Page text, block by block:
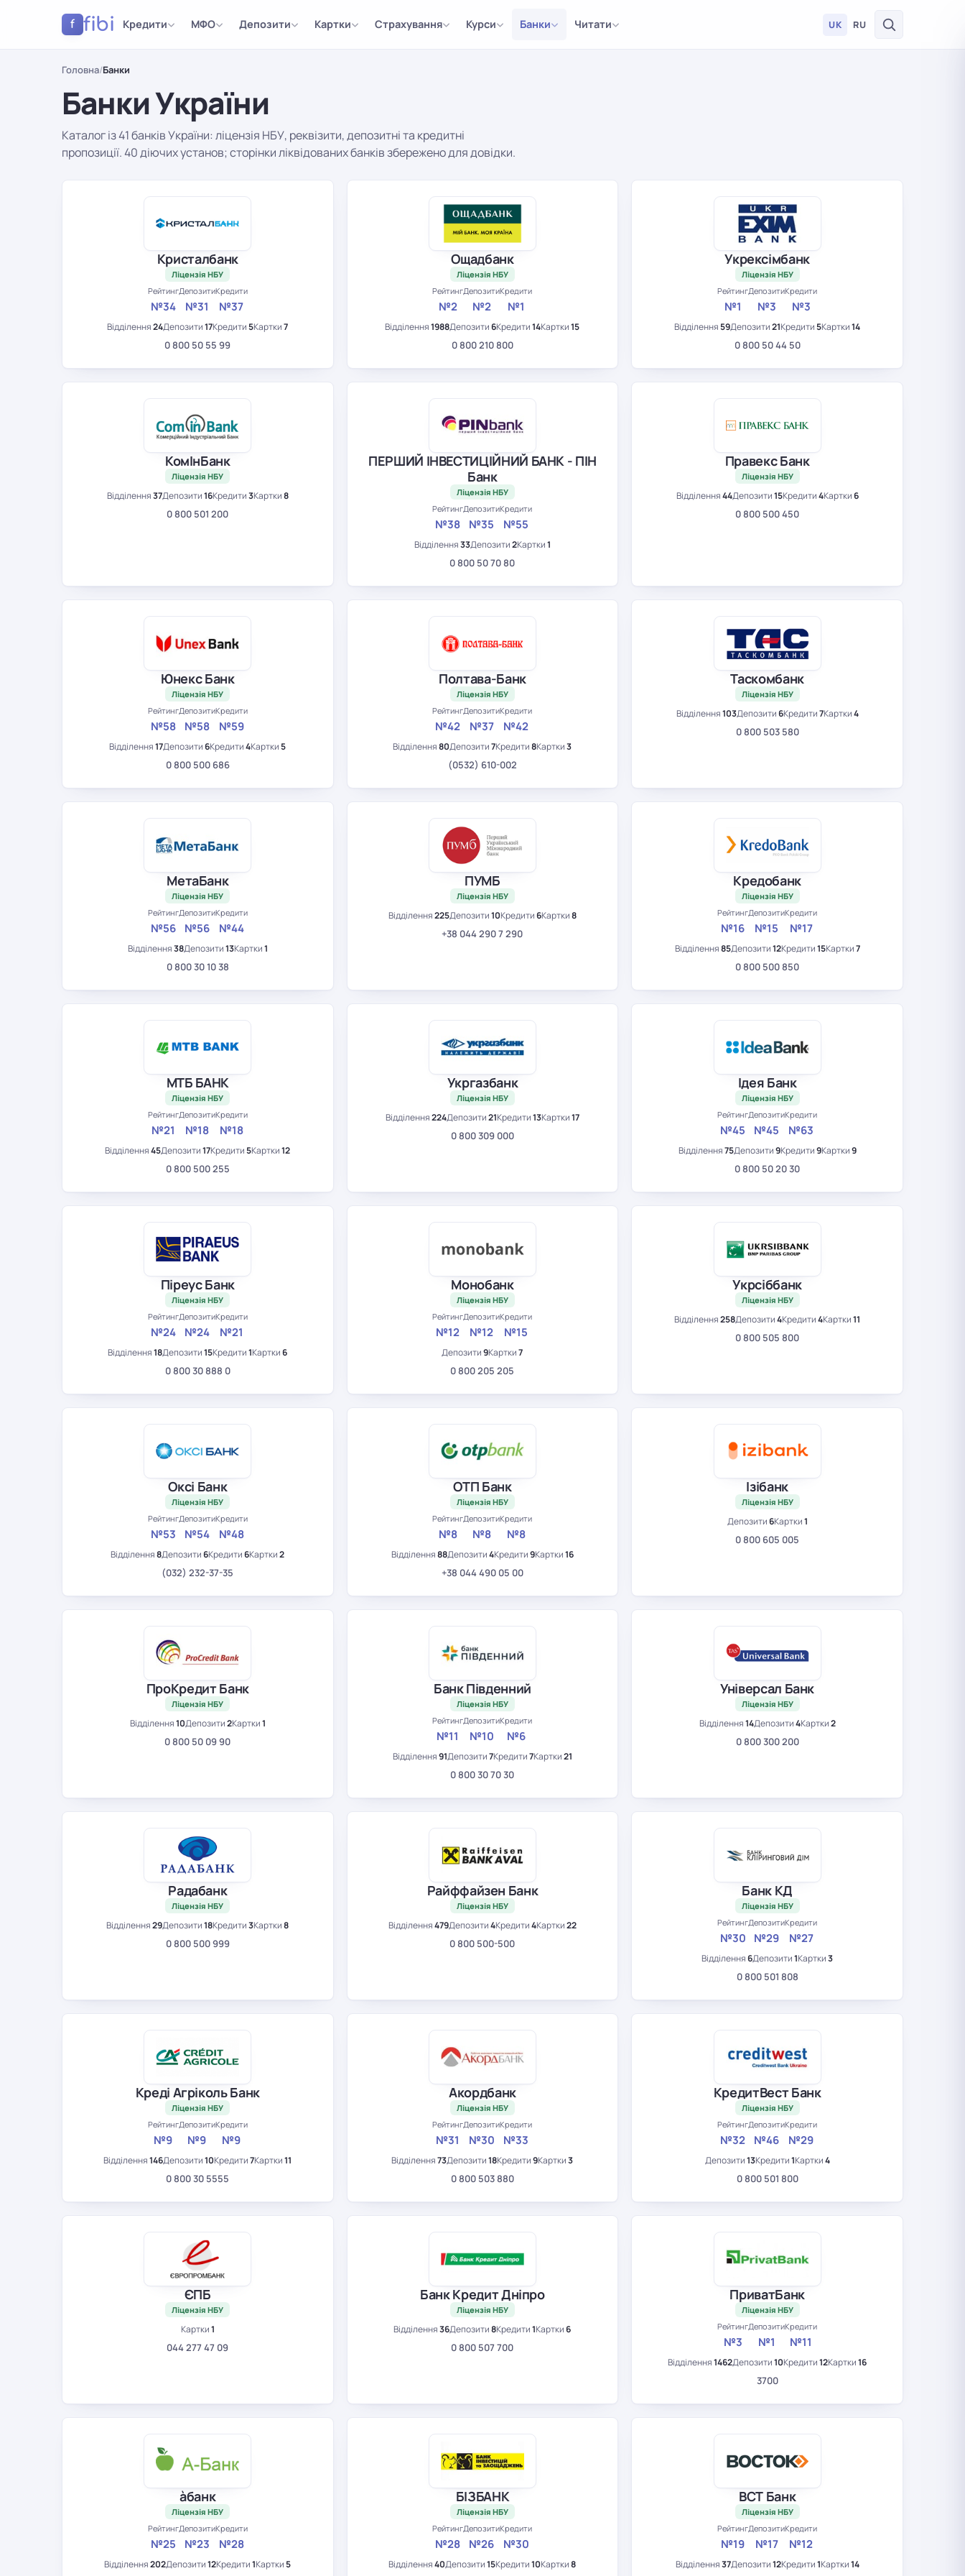
f fibi Кредити МФО Депозити Картки Страхування Курси Банки Читати UK RU
Головна/Банки
Банки України
Каталог із 41 банків України: ліцензія НБУ, реквізити, депозитні та кредитні
пропозиції. 40 діючих установ; сторінки ліквідованих банків збережено для довідки.
Кристалбанк
Ліцензія НБУ
Рейтинг
№34
Депозити
№31
Кредити
№37
Відділення24Депозити17Кредити5Картки7
0 800 50 55 99
Ощадбанк
Ліцензія НБУ
Рейтинг
№2
Депозити
№2
Кредити
№1
Відділення1988Депозити6Кредити14Картки15
0 800 210 800
Укрексімбанк
Ліцензія НБУ
Рейтинг
№1
Депозити
№3
Кредити
№3
Відділення59Депозити21Кредити5Картки14
0 800 50 44 50
КомІнБанк
Ліцензія НБУ
Відділення37Депозити16Кредити3Картки8
0 800 501 200
ПЕРШИЙ ІНВЕСТИЦІЙНИЙ БАНК - ПІН
Банк
Ліцензія НБУ
Рейтинг
№38
Депозити
№35
Кредити
№55
Відділення33Депозити2Картки1
0 800 50 70 80
Правекс Банк
Ліцензія НБУ
Відділення44Депозити15Кредити4Картки6
0 800 500 450
Юнекс Банк
Ліцензія НБУ
Рейтинг
№58
Депозити
№58
Кредити
№59
Відділення17Депозити6Кредити4Картки5
0 800 500 686
Полтава-Банк
Ліцензія НБУ
Рейтинг
№42
Депозити
№37
Кредити
№42
Відділення80Депозити7Кредити8Картки3
(0532) 610-002
Таскомбанк
Ліцензія НБУ
Відділення103Депозити6Кредити7Картки4
0 800 503 580
МетаБанк
Ліцензія НБУ
Рейтинг
№56
Депозити
№56
Кредити
№44
Відділення38Депозити13Картки1
0 800 30 10 38
ПУМБ
Ліцензія НБУ
Відділення225Депозити10Кредити6Картки8
+38 044 290 7 290
Кредобанк
Ліцензія НБУ
Рейтинг
№16
Депозити
№15
Кредити
№17
Відділення85Депозити12Кредити15Картки7
0 800 500 850
МТБ БАНК
Ліцензія НБУ
Рейтинг
№21
Депозити
№18
Кредити
№18
Відділення45Депозити17Кредити5Картки12
0 800 500 255
Укргазбанк
Ліцензія НБУ
Відділення224Депозити21Кредити13Картки17
0 800 309 000
Ідея Банк
Ліцензія НБУ
Рейтинг
№45
Депозити
№45
Кредити
№63
Відділення75Депозити9Кредити9Картки9
0 800 50 20 30
Піреус Банк
Ліцензія НБУ
Рейтинг
№24
Депозити
№24
Кредити
№21
Відділення18Депозити15Кредити1Картки6
0 800 30 888 0
Монобанк
Ліцензія НБУ
Рейтинг
№12
Депозити
№12
Кредити
№15
Депозити9Картки7
0 800 205 205
Укрсіббанк
Ліцензія НБУ
Відділення258Депозити4Кредити4Картки11
0 800 505 800
Оксі Банк
Ліцензія НБУ
Рейтинг
№53
Депозити
№54
Кредити
№48
Відділення8Депозити6Кредити6Картки2
(032) 232-37-35
ОТП Банк
Ліцензія НБУ
Рейтинг
№8
Депозити
№8
Кредити
№8
Відділення88Депозити4Кредити9Картки16
+38 044 490 05 00
Ізібанк
Ліцензія НБУ
Депозити6Картки1
0 800 605 005
ПроКредит Банк
Ліцензія НБУ
Відділення10Депозити2Картки1
0 800 50 09 90
Банк Південний
Ліцензія НБУ
Рейтинг
№11
Депозити
№10
Кредити
№6
Відділення91Депозити7Кредити7Картки21
0 800 30 70 30
Універсал Банк
Ліцензія НБУ
Відділення14Депозити4Картки2
0 800 300 200
Радабанк
Ліцензія НБУ
Відділення29Депозити18Кредити3Картки8
0 800 500 999
Райффайзен Банк
Ліцензія НБУ
Відділення479Депозити4Кредити4Картки22
0 800 500-500
Банк КД
Ліцензія НБУ
Рейтинг
№30
Депозити
№29
Кредити
№27
Відділення6Депозити1Картки3
0 800 501 808
Креді Агріколь Банк
Ліцензія НБУ
Рейтинг
№9
Депозити
№9
Кредити
№9
Відділення146Депозити10Кредити7Картки11
0 800 30 5555
Акордбанк
Ліцензія НБУ
Рейтинг
№31
Депозити
№30
Кредити
№33
Відділення73Депозити18Кредити9Картки3
0 800 503 880
КредитВест Банк
Ліцензія НБУ
Рейтинг
№32
Депозити
№46
Кредити
№29
Депозити13Кредити1Картки4
0 800 501 800
ЄПБ
Ліцензія НБУ
Картки1
044 277 47 09
Банк Кредит Дніпро
Ліцензія НБУ
Відділення36Депозити8Кредити1Картки6
0 800 507 700
ПриватБанк
Ліцензія НБУ
Рейтинг
№3
Депозити
№1
Кредити
№11
Відділення1462Депозити10Кредити12Картки16
3700
àбанк
Ліцензія НБУ
Рейтинг
№25
Депозити
№23
Кредити
№28
Відділення202Депозити12Кредити1Картки5
БІЗБАНК
Ліцензія НБУ
Рейтинг
№28
Депозити
№26
Кредити
№30
Відділення40Депозити15Кредити10Картки8
ВСТ Банк
Ліцензія НБУ
Рейтинг
№19
Депозити
№17
Кредити
№12
Відділення37Депозити12Кредити1Картки14